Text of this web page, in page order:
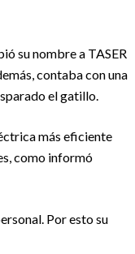
su nombre a TASER
contaba con una
el gatillo.
más eficiente
como informó
Por esto su